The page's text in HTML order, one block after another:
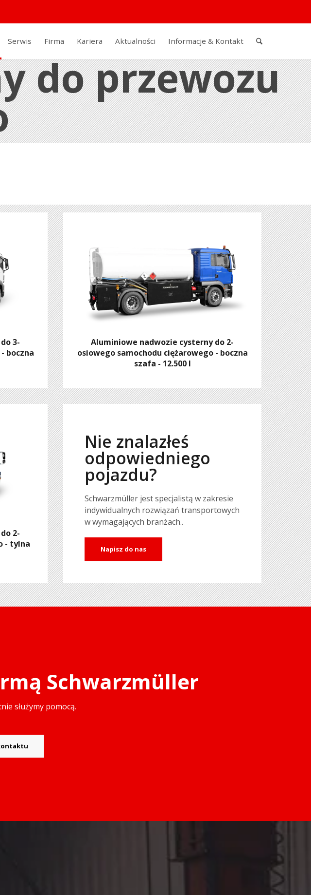
Serwis Firma Kariera Aktualności Informacje & Kontakt
do przewozu
3-
boczna
Aluminiowe nadwozie cysterny do 2-
osiowego samochodu ciężarowego - boczna
szafa - 12.500 l
2-
- tylna
Nie znalazłeś
odpowiedniego
pojazdu?
Schwarzmüller jest specjalistą w zakresie
indywidualnych rozwiązań transportowych
w wymagających branżach..
Napisz do nas
Schwarzmüller
służymy pomocą.